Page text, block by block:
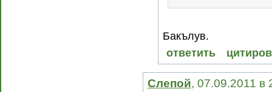
Бакълув.
ответить
Слепой, 07.09.2011 в